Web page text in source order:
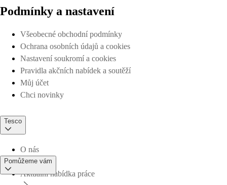
Podmínky a nastavení
Všeobecné obchodní podmínky
Ochrana osobních údajů a cookies
Nastavení soukromí a cookies
Pravidla akčních nabídek a soutěží
Můj účet
Chci novinky
Tesco
O nás
Aktuální nabídka práce
Pomůžeme vám